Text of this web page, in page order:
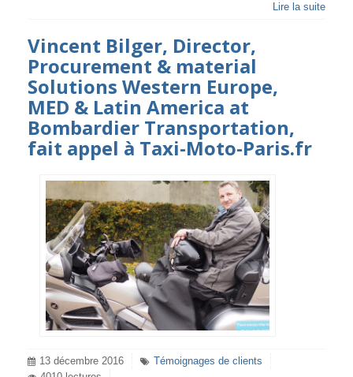
Lire la suite
Vincent Bilger, Director,
Procurement & material
Solutions Western Europe,
MED & Latin America at
Bombardier Transportation,
fait appel à Taxi-Moto-Paris.fr
13 décembre 2016
Témoignages de clients